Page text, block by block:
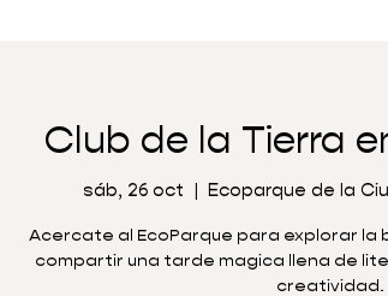
Club de la Tierra
sáb, 26 oct Ecoparque de la
Acercate al EcoParque para explorar la
compartir una tarde magica llena de
creatividad.